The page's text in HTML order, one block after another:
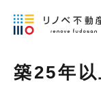
築25年